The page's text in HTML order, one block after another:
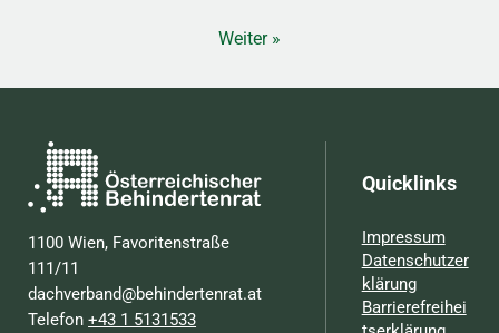
Weiter »
1100 Wien, Favoritenstraße
111/11
dachverband@behindertenrat.at
Telefon+43 1 5131533
Quicklinks
Impressum
Datenschutzer
klärung
Barrierefreihei